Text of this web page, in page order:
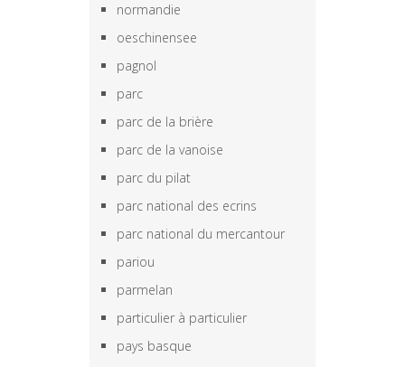
normandie
oeschinensee
pagnol
parc
parc de la brière
parc de la vanoise
parc du pilat
parc national des ecrins
parc national du mercantour
pariou
parmelan
particulier à particulier
pays basque